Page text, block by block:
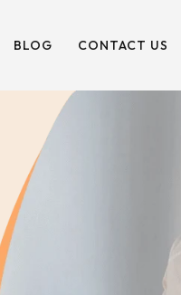
BLOG CONTACT US